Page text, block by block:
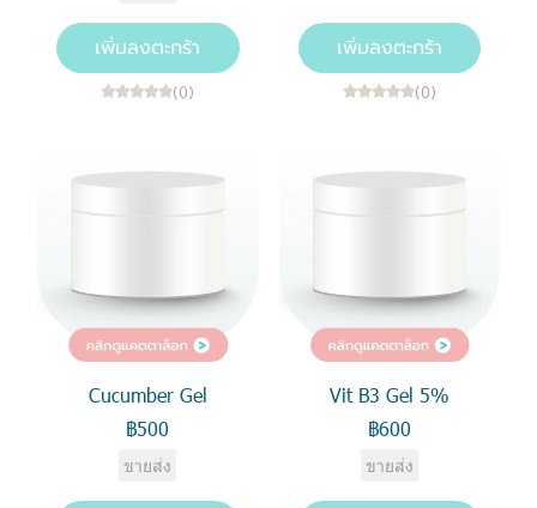
เพิ่มลงตะกร้า
(0)
เพิ่มลงตะกร้า
(0)
Cucumber Gel
฿500
ขายส่ง
Vit B3 Gel 5%
฿600
ขายส่ง